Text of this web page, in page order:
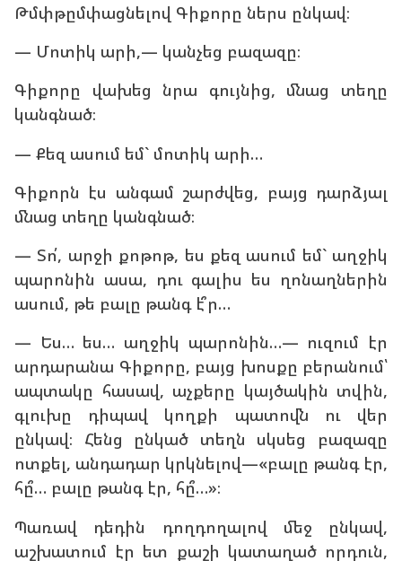
Թմփթըմփացնելով Գիքորը ներս ընկավ։
— Մոտիկ արի,— կանչեց բազազը։
Գիքորը վախեց նրա գույնից, մնաց տեղը
կանգնած։
— Քեզ ասում եմ` մոտիկ արի…
Գիքորն էս անգամ շարժվեց, բայց դարձյալ
մնաց տեղը կանգնած։
— Տո՛, արջի քոթոթ, ես քեզ ասում եմ` աղջիկ
պարոնին ասա, դու գալիս ես ղոնաղներին
ասում, թե բալը թանգ է՞ր…
— Ես… ես… աղջիկ պարոնին…— ուզում էր
արդարանա Գիքորը, բայց խոսքը բերանում՝
ապտակը հասավ, աչքերը կայծակին տվին,
գլուխը դիպավ կողքի պատովն ու վեր
ընկավ։ Հենց ընկած տեղն սկսեց բազազը
ոտքել, անդադար կրկնելով—«բալը թանգ էր,
հը՞… բալը թանգ էր, հը՞…»։
Պառավ դեդին դողդողալով մեջ ընկավ,
աշխատում էր ետ քաշի կատաղած որդուն,